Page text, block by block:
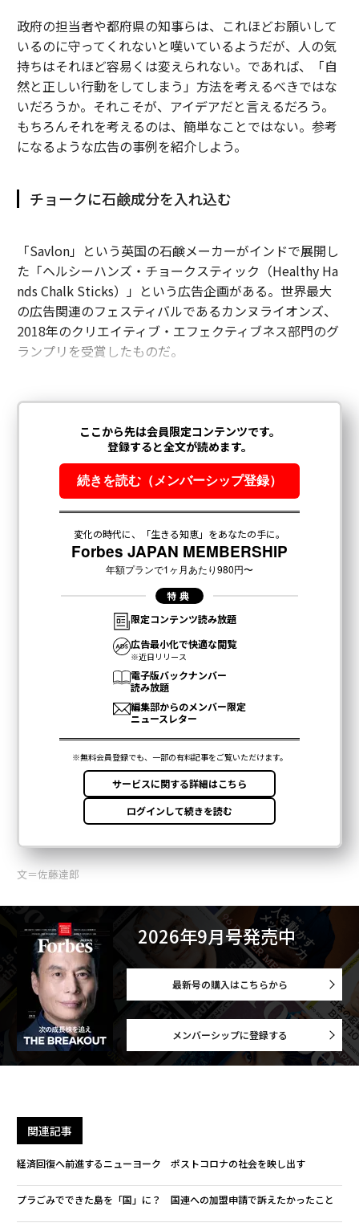
政府の担当者や都府県の知事らは、これほどお願いして
いるのに守ってくれないと嘆いているようだが、人の気
持ちはそれほど容易くは変えられない。であれば、「自
然と正しい行動をしてしまう」方法を考えるべきではな
いだろうか。それこそが、アイデアだと言えるだろう。
もちろんそれを考えるのは、簡単なことではない。参考
になるような広告の事例を紹介しよう。
チョークに石鹸成分を入れ込む
「Savlon」という英国の石鹸メーカーがインドで展開し
た「ヘルシーハンズ・チョークスティック（Healthy Ha
nds Chalk Sticks）」という広告企画がある。世界最大
の広告関連のフェスティバルであるカンヌライオンズ、
2018年のクリエイティブ・エフェクティブネス部門のグ
ランプリを受賞したものだ。
文＝佐藤達郎
2026年9月号発売中
最新号の購入はこちらから
メンバーシップに登録する
関連記事
経済回復へ前進するニューヨーク ポストコロナの社会を映し出す
プラごみでできた島を「国」に？ 国連への加盟申請で訴えたかったこと